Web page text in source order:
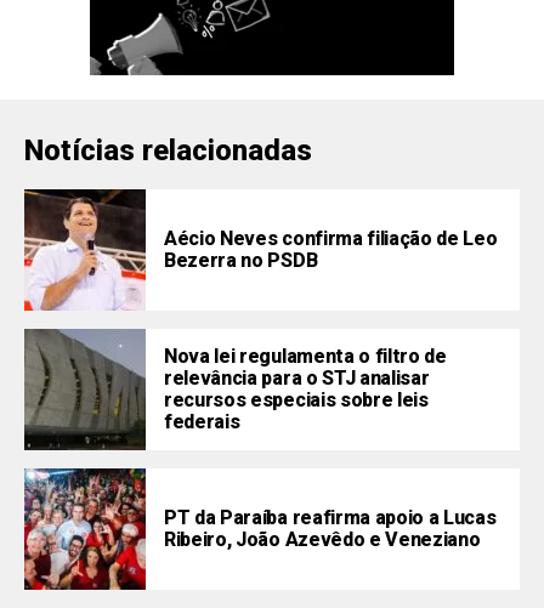
Notícias relacionadas
Aécio Neves confirma filiação de Leo
Bezerra no PSDB
Nova lei regulamenta o filtro de
relevância para o STJ analisar
recursos especiais sobre leis
federais
PT da Paraíba reafirma apoio a Lucas
Ribeiro, João Azevêdo e Veneziano